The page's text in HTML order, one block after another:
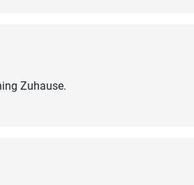
Zuhause.